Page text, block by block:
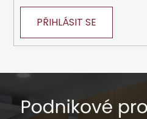
PŘIHLÁSIT SE